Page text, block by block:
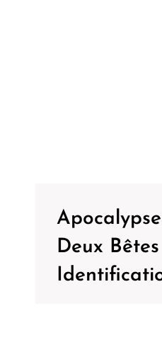
Deux Bêtes